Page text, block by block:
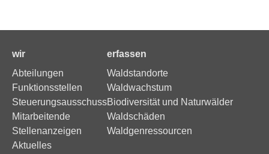
wir
Abteilungen
Funktionsstellen
Steuerungsausschuss
Mitarbeitende
Stellenanzeigen
Aktuelles
erfassen
Waldstandorte
Waldwachstum
Biodiversität und Naturwälder
Waldschäden
Waldgenressourcen